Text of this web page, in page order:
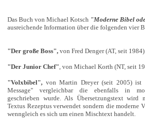
Das Buch von Michael Kotsch "Moderne Bibel
ausreichende Information über die folgenden vier
"Der große Boss", von Fred Denger (AT, seit 1984)
"Der Junior Chef" , von Michael Korth (NT, seit
"Volxbibel", von Martin Dreyer (seit 2005) ist
Message" vergleichbar die ebenfalls in
geschrieben wurde. Als Übersetzungstext wird
Textus Rezeptus verwendet sondern die moderne
wenngleich es sich um einen Mischtext handelt.